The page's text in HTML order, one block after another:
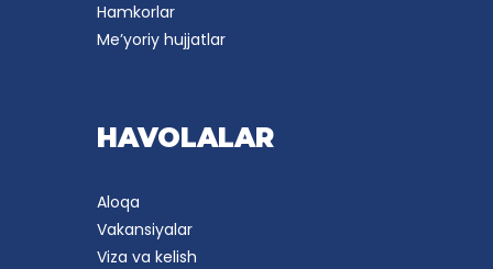
Hamkorlar
Me’yoriy hujjatlar
HAVOLALAR
Aloqa
Vakansiyalar
Viza va kelish